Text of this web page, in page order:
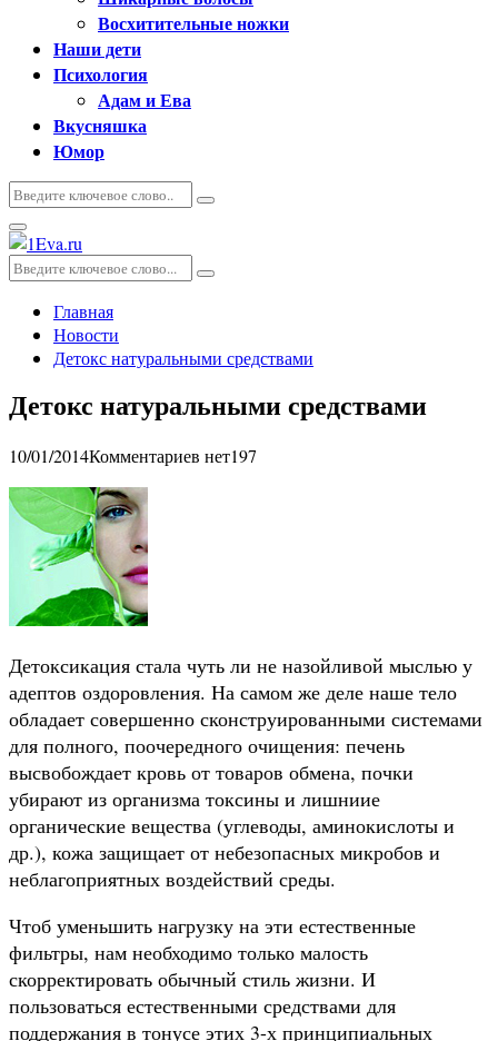
Восхитительные ножки
Наши дети
Психология
Адам и Ева
Вкусняшка
Юмор
Искать:
Поиск
Основное
меню
Искать:
Поиск
Главная
Новости
Детокс натуральными средствами
Детокс натуральными средствами
10/01/2014Комментариев нет197
Детоксикация стала чуть ли не назойливой мыслью у
адептов оздоровления. На самом же деле наше тело
обладает совершенно сконструированными системами
для полного, поочередного очищения: печень
высвобождает кровь от товаров обмена, почки
убирают из организма токсины и лишниие
органические вещества (углеводы, аминокислоты и
др.), кожа защищает от небезопасных микробов и
неблагоприятных воздействий среды.
Чтоб уменьшить нагрузку на эти естественные
фильтры, нам необходимо только малость
скорректировать обычный стиль жизни. И
пользоваться естественными средствами для
поддержания в тонусе этих 3-х принципиальных